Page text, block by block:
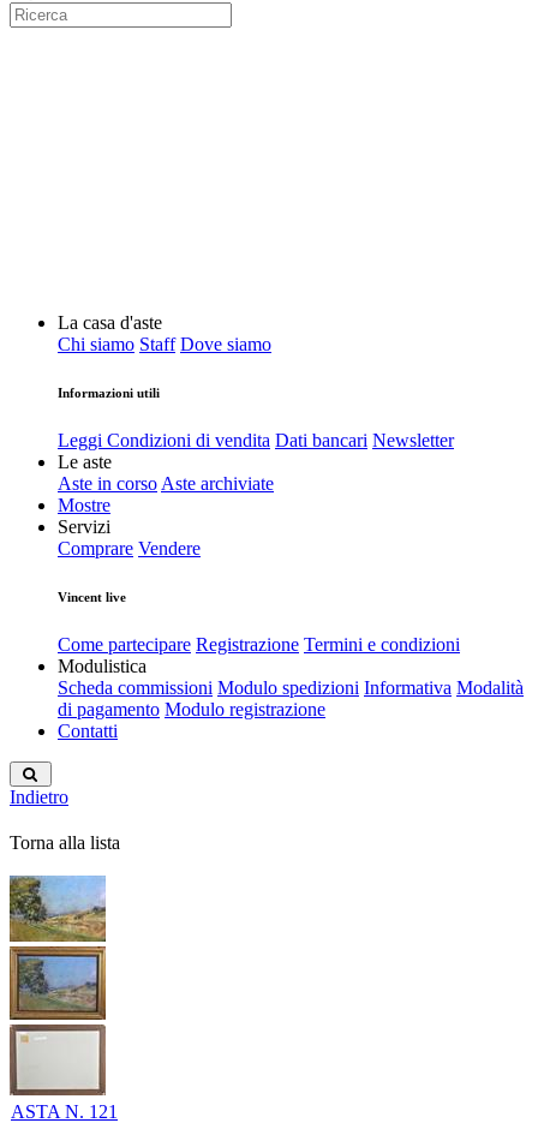
La casa d'aste
Chi siamo Staff Dove siamo
Informazioni utili
Leggi Condizioni di vendita Dati bancari Newsletter
Le aste
Aste in corso Aste archiviate
Mostre
Servizi
Comprare Vendere
Vincent live
Come partecipare Registrazione Termini e condizioni
Modulistica
Scheda commissioni Modulo spedizioni Informativa Modalità
di pagamento Modulo registrazione
Contatti
Indietro
Torna alla lista
ASTA N. 121